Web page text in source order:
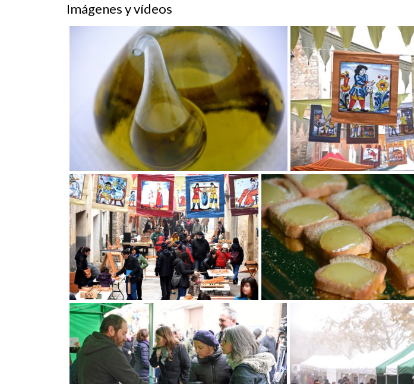
Imágenes y vídeos
Festa de l'Oli a la Fatarella Festa de l'Oli a la Fatarella
Festa de l'Oli a la Fatarella Festa de l'Oli a la Fatarella
Festa de l'Oli a la Fatarella Festa de l'Oli a la Fatarella